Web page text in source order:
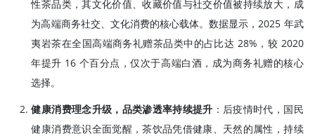
性茶品类，其文化价值、收藏价值与社交价值被持续放大，成
为高端商务社交、文化消费的核心载体。数据显示，2025 年武
夷岩茶在全国高端商务礼赠茶品类中的占比达 28%，较 2020
年提升 16 个百分点，仅次于高端白酒，成为商务礼赠的核心
选择。
健康消费理念升级，品类渗透率持续提升 ：后疫情时代，国民
健康消费意识全面觉醒，茶饮品凭借健康、天然的属性，持续